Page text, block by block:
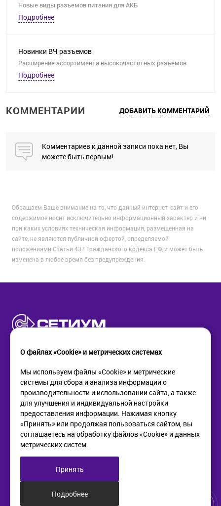
Новые виды разъемов питания для АКБ
Подробнее
Новинки ВЧ разъемов
Расширение ассортимента высокочастотных разъемов
Подробнее
КОММЕНТАРИИ ДОБАВИТЬ КОММЕНТАРИЙ
Комментариев к данной записи пока нет, Вы
можете быть первым!
Обращаем Ваше внимание на то, что данный интернет-сайт и его
содержимое носит исключительно информационный характер и ни
при каких условиях техническая информация, размещенная на
сайте, не являются публичной офертой, определяемой
положениями Статьи 437 Гражданского кодекса РФ, и может быть
изменена в любое время без предупреждения.
КОМПАНИЯ
О компании
Новости
Контакты
ПОМОЩЬ
Как купить
Доставка
Возврат
ИНФОРМАЦИЯ
Политика в отношении
обработки персональных
web@setium.ru
Малый пр. П.С., д 84-86
О файлах «Cookie» и метрических системах
Мы используем файлы «Cookie» и метрические
системы для сбора и анализа информации о
производительности и использовании сайта, а также
для улучшения и индивидуальной настройки
предоставления информации. Нажимая кнопку
«Принять» или продолжая пользоваться сайтом, вы
соглашаетесь на обработку файлов «Cookie» и данных
метрических систем.
Принять
Подробнее